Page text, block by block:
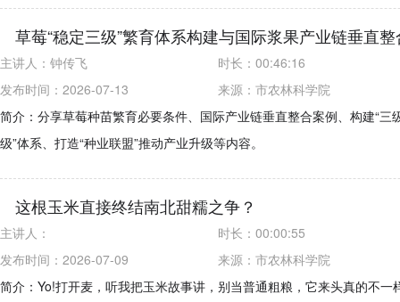
草莓“稳定三级”繁育体系构建与国际浆果产业链垂直
主讲人： 钟传飞 时长： 00:46:16
发布时间：2026-07-13
来源： 市农林科学院
简介：分享草莓种苗繁育必要条件、国际产业链垂直整合案例、构建“三
级”体系、打造“种业联盟”推动产业升级等内容。
这根玉米直接终结南北甜糯之争？
主讲人： 时长： 00:00:55
发布时间：2026-07-09
来源： 市农林科学院
简介：Yo!打开麦，听我把玉米故事讲，别当普通粗粮，它来头真的不一